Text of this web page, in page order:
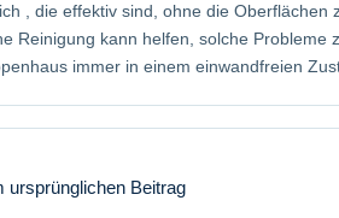
, die effektiv sind, ohne die Oberflächen
Reinigung kann helfen, solche Probleme
immer in einem einwandfreien
ursprünglichen Beitrag